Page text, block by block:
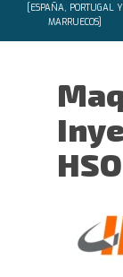
[ESPAÑA, PORTUGAL Y
MARRUECOS]